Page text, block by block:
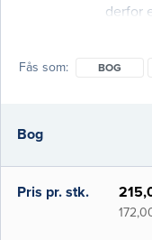
derfor
Fås som BOG
Bog
i-bog
Pris pr. stk.